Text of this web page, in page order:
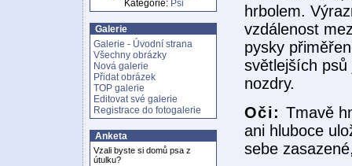
Kategorie: Psi
Galerie
Galerie - Úvodní strana
Všechny obrázky
Nová galerie
Přidat obrázek
TOP galerie
Editovat své galerie
Registrace do fotogalerie
Anketa
Vzali byste si domů psa z
útulku?
hrbolem.
vzdálenost
pysky
světlejších
nozdry.
Oči: Tmavě
ani hluboce
sebe